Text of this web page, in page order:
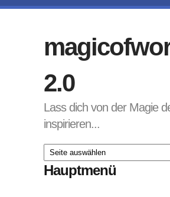
2.0
Lass dich von der Magie
inspirieren...
Hauptmenü